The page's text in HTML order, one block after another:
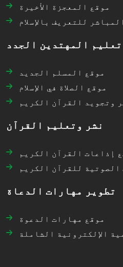
موقع المعجزة الأخيرة
للتعريف بالإسلام
تعليم المهتدين الجدد
موقع المسلم الجديد
موقع الصلاة في الإسلام
وتجويد القرآن الكريم
نشر وتعليم القرآن
إذاعات القرآن الكريم
للقرآن الكريم
تطوير مهارات الدعاة
موقع مهارات الدعوة
الإلكترونية الشاملة